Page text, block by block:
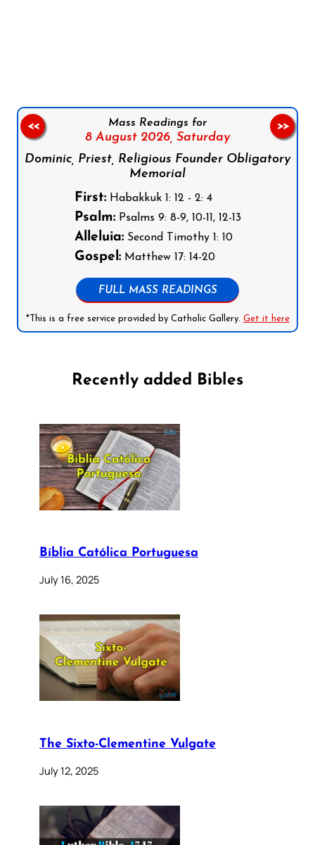
Mass Readings for
8 August 2026, Saturday
Dominic, Priest, Religious Founder Obligatory
Memorial
First:Habakkuk 1: 12 - 2: 4
Psalm:Psalms 9: 8-9, 10-11, 12-13
Alleluia:Second Timothy 1: 10
Gospel:Matthew 17: 14-20
FULL MASS READINGS
*This is a free service provided by Catholic Gallery. Get it here
<< >>
Recently added Bibles
Bíblia Católica Portuguesa
July 16, 2025
The Sixto-Clementine Vulgate
July 12, 2025